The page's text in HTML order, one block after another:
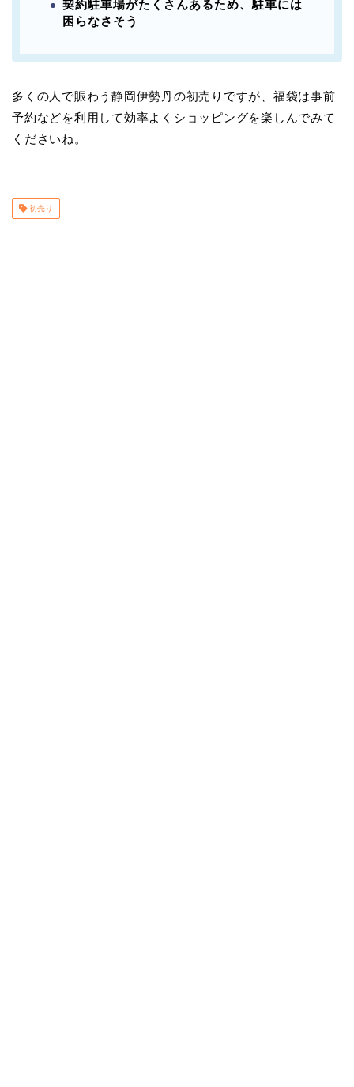
契約駐車場がたくさんあるため、駐車には
困らなさそう
多くの人で賑わう静岡伊勢丹の初売りですが、福袋は事前
予約などを利用して効率よくショッピングを楽しんでみて
くださいね。
初売り